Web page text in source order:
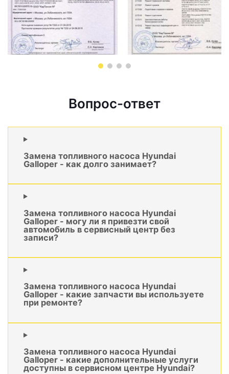
Вопрос-ответ
Замена топливного насоса Hyundai
Galloper - как долго занимает?
Замена топливного насоса Hyundai
Galloper - могу ли я привезти свой
автомобиль в сервисный центр без
записи?
Замена топливного насоса Hyundai
Galloper - какие запчасти вы используете
при ремонте?
Замена топливного насоса Hyundai
Galloper - какие дополнительные услуги
доступны в сервисном центре Hyundai?